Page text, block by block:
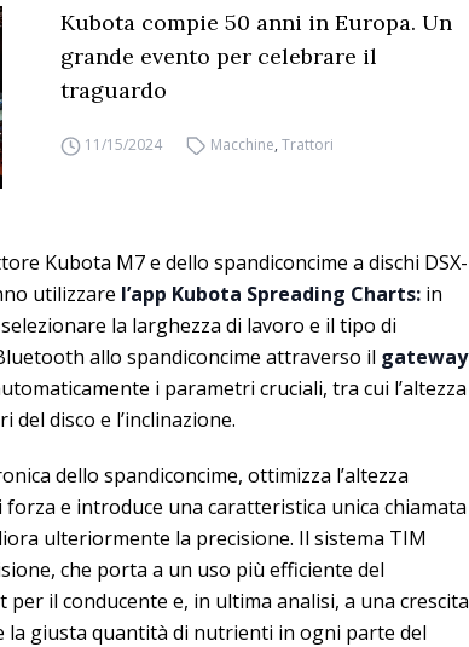
Kubota compie 50 anni in Europa. Un
grande evento per celebrare il
traguardo
11/15/2024 Macchine, Trattori
Kubota M7 e dello spandiconcime a dischi DSX-
utilizzare l’app Kubota Spreading Charts: in
la larghezza di lavoro e il tipo di
allo spandiconcime attraverso il gateway
i parametri cruciali, tra cui l’altezza
disco e l’inclinazione.
dello spandiconcime, ottimizza l’altezza
forza e introduce una caratteristica unica chiamata
ulteriormente la precisione. Il sistema TIM
che porta a un uso più efficiente del
il conducente e, in ultima analisi, a una crescita
la giusta quantità di nutrienti in ogni parte del